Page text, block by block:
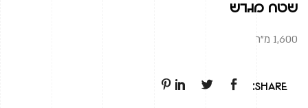
שטח מגרש
1,600 מ"ר
Share: